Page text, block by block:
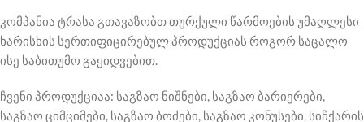
კომპანია ტრასა გთავაზობთ თურქული წარმოების უმაღლესი
ხარისხის სერთიფიცირებულ პროდუქციას როგორ საცალო
ისე საბითუმო გაყიდვებით.
ჩვენი პროდუქციაა: საგზაო ნიშნები, საგზაო ბარიერები,
საგზაო ციმციმები, საგზაო ბოძები, საგზაო კონუსები, სიჩქარის